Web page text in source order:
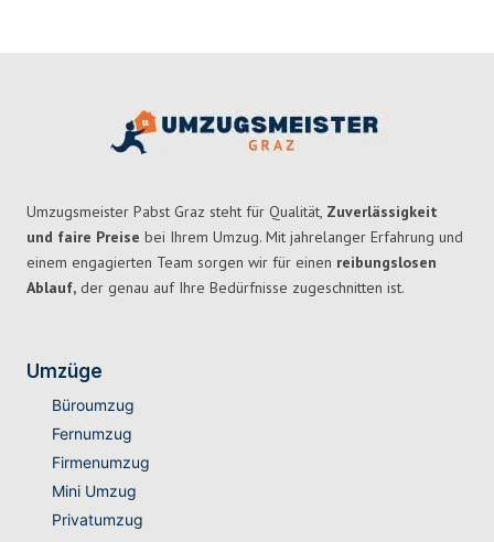
Umzugsmeister Pabst Graz steht für Qualität, Zuverlässigkeit
und faire Preise bei Ihrem Umzug. Mit jahrelanger Erfahrung und
einem engagierten Team sorgen wir für einen reibungslosen
Ablauf, der genau auf Ihre Bedürfnisse zugeschnitten ist.
Umzüge
Büroumzug
Fernumzug
Firmenumzug
Mini Umzug
Privatumzug